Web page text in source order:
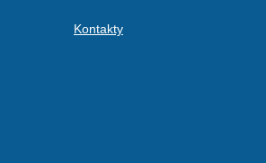
Kontakty